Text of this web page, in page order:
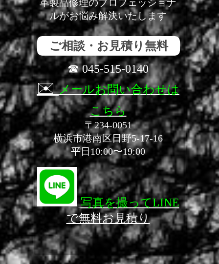
革製品修理のプロフェッショナ
ルがお悩み解決いたします
ご相談・お見積り無料
☎ 045-515-0140
✉️メールお問い合わせは
こちら
〒234-0051
横浜市港南区日野5-17-16
平日10:00〜19:00
写真を撮ってLINE
で無料お見積り